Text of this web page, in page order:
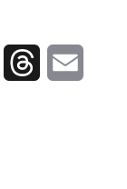
TelegramThreads